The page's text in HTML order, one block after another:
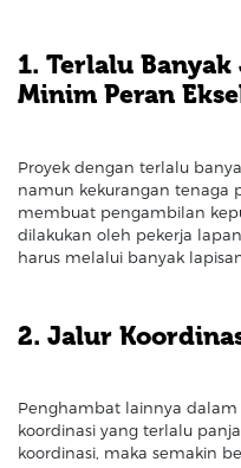
1. Terlalu
Minim Peran
Proyek dengan terlalu
namun kekurangan tenaga
membuat pengambilan
dilakukan oleh pekerja
harus melalui banyak
2. Jalur
Penghambat lainnya
koordinasi yang terlalu
koordinasi, maka semakin